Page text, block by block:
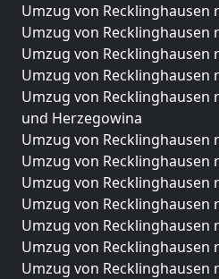
Umzug von Recklinghausen
Umzug von Recklinghausen
Umzug von Recklinghausen
Umzug von Recklinghausen
Umzug von Recklinghausen
und Herzegowina
Umzug von Recklinghausen
Umzug von Recklinghausen
Umzug von Recklinghausen
Umzug von Recklinghausen
Umzug von Recklinghausen
Umzug von Recklinghausen
Umzug von Recklinghausen